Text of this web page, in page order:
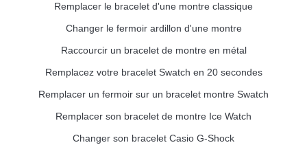
Remplacer le bracelet d'une montre classique
Changer le fermoir ardillon d'une montre
Raccourcir un bracelet de montre en métal
Remplacez votre bracelet Swatch en 20 secondes
Remplacer un fermoir sur un bracelet montre Swatch
Remplacer son bracelet de montre Ice Watch
Changer son bracelet Casio G-Shock